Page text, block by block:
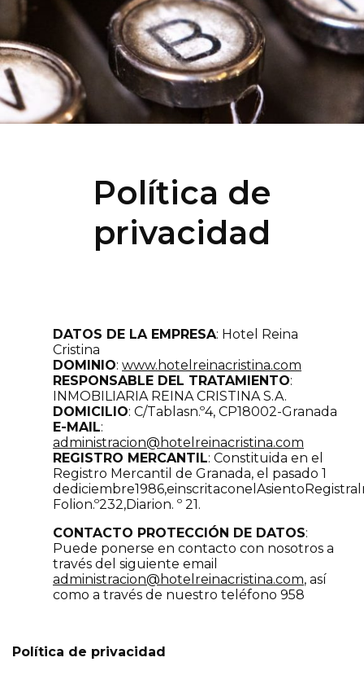
Política de
privacidad
DATOS DE LA EMPRESA: Hotel Reina
Cristina
DOMINIO: www.hotelreinacristina.com
RESPONSABLE DEL TRATAMIENTO:
INMOBILIARIA REINA CRISTINA S.A.
DOMICILIO: C/Tablasn.º4, CP18002-Granada
E-MAIL:
administracion@hotelreinacristina.com
REGISTRO MERCANTIL: Constituida en el
Registro Mercantil de Granada, el pasado 1
Folion.º232,Diarion. º 21.
CONTACTO PROTECCIÓN DE DATOS:
Puede ponerse en contacto con nosotros a
través del siguiente email
administracion@hotelreinacristina.com, así
como a través de nuestro teléfono 958
Política de privacidad